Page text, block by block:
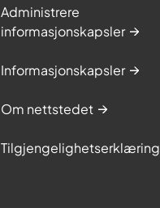
Administrere
informasjonskapsler
Informasjonskapsler
Om nettstedet
Tilgjengelighetserklæring